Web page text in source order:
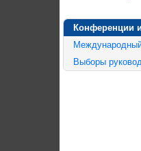
Конференции
Выборы